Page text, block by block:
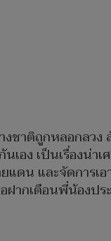
งชาติถูกหลอกลว
อง เป็นเรื่องน่า
ดน และจัดการเ
ากเตือนพี่น้องป